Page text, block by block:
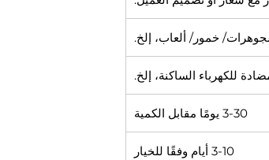
خمور/ ألعاب، إلخ.
3-30 يومًا مقابل الكمية
3-10 أيام وفقًا للخيار